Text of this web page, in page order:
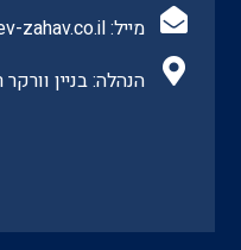
מייל:zahav.co.il
הנהלה: בניין וורקר רח'